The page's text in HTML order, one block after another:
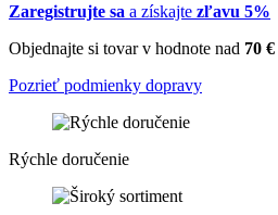
Zaregistrujte sa a získajte zľavu 5%
Objednajte si tovar v hodnote nad 70 €
Pozrieť podmienky dopravy
Rýchle doručenie